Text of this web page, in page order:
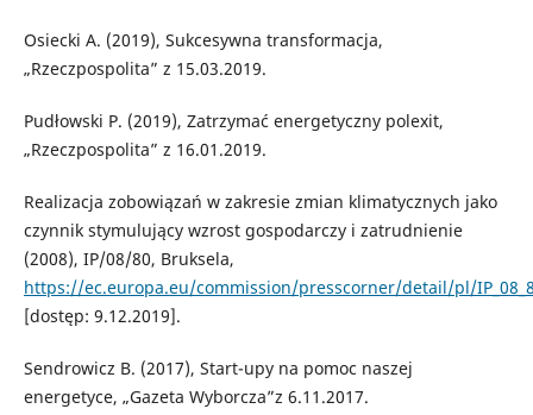
Osiecki A. (2019), Sukcesywna transformacja,
„Rzeczpospolita” z 15.03.2019.
Pudłowski P. (2019), Zatrzymać energetyczny polexit,
„Rzeczpospolita” z 16.01.2019.
Realizacja zobowiązań w zakresie zmian klimatycznych jako
czynnik stymulujący wzrost gospodarczy i zatrudnienie
(2008), IP/08/80, Bruksela,
https://ec.europa.eu/commission/presscorner/detail/pl/
[dostęp: 9.12.2019].
Sendrowicz B. (2017), Start-upy na pomoc naszej
energetyce, „Gazeta Wyborcza”z 6.11.2017.